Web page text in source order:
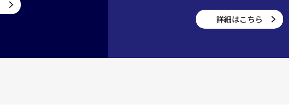
詳細はこちら